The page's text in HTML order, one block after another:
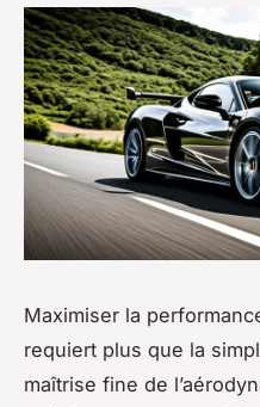
Maximiser la
requiert plus que la
maîtrise fine de